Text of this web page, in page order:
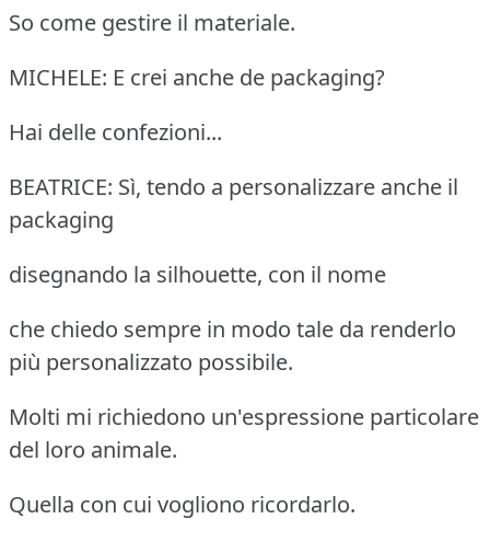
So come gestire il materiale.
MICHELE: E crei anche de packaging?
Hai delle confezioni...
BEATRICE: Sì, tendo a personalizzare anche il
packaging
disegnando la silhouette, con il nome
che chiedo sempre in modo tale da renderlo
più personalizzato possibile.
Molti mi richiedono un'espressione particolare
del loro animale.
Quella con cui vogliono ricordarlo.